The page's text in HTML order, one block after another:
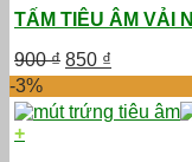
TẤM TIÊU ÂM VẢI NỈ
900₫ Giá
gốc
là:
900 ₫.
850 ₫
hiện
tại
là:
-3%
+